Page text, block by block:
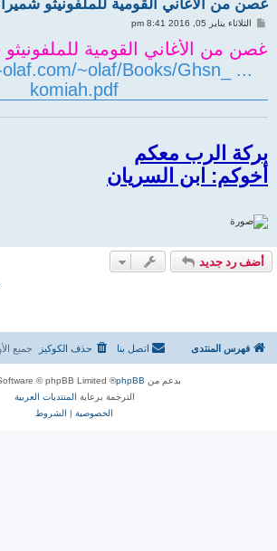
غصن من الأغاني القومية للملفونيثو
ر
الثلاثاء يناير 05, 2016 8:41 pm
غصن من الأغاني القومية
~olaf/Books/Ghsn_ ...
komiah.pdf
بركة الرب معكم
أخوكم: ابن السريان
أضف رد جديد
فهرس المنتدى جميع حذف الكوكيز اتصل بنا
بدعم من phpBB
® Forum Software © phpBB Limited
الترجمة برعاية المنتديات العربية
الخصوصية | الشروط